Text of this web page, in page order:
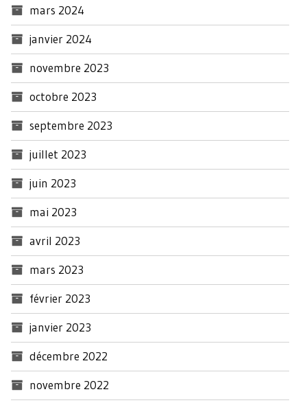
mars 2024
janvier 2024
novembre 2023
octobre 2023
septembre 2023
juillet 2023
juin 2023
mai 2023
avril 2023
mars 2023
février 2023
janvier 2023
décembre 2022
novembre 2022